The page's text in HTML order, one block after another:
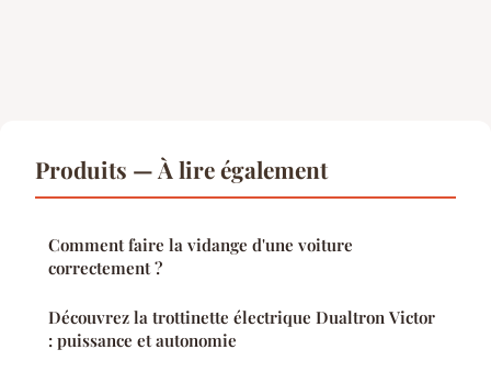
Produits — À lire également
Comment faire la vidange d'une voiture
correctement ?
Découvrez la trottinette électrique Dualtron Victor
: puissance et autonomie